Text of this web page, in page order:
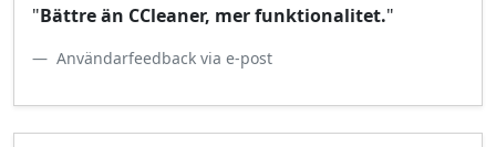
"Bättre än CCleaner, mer funktionalitet."
Användarfeedback via e‑post